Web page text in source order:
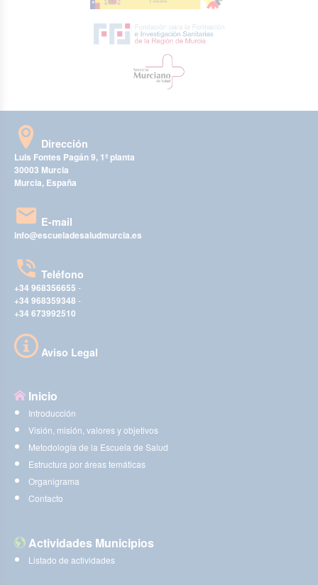
Dirección
Luis Fontes Pagán 9, 1ª planta
30003 Murcia
Murcia, España
E-mail
info@escueladesaludmurcia.es
Teléfono
+34 968356655 -
+34 968359348 -
+34 673992510
Aviso Legal
Inicio
Introducción
Visión, misión, valores y objetivos
Metodología de la Escuela de Salud
Estructura por áreas temáticas
Organigrama
Contacto
Actividades Municipios
Listado de actividades